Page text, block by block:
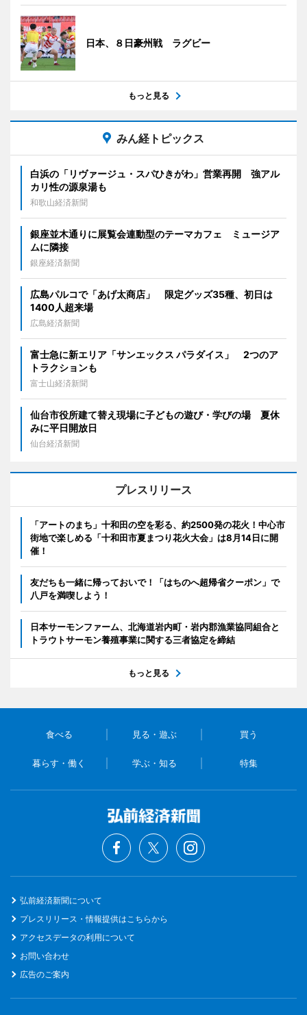
日本、８日豪州戦 ラグビー
もっと見る
みん経トピックス
白浜の「リヴァージュ・スパひきがわ」営業再開 強アル
カリ性の源泉湯も
和歌山経済新聞
銀座並木通りに展覧会連動型のテーマカフェ ミュージア
ムに隣接
銀座経済新聞
広島パルコで「あげ太商店」 限定グッズ35種、初日は
1400人超来場
広島経済新聞
富士急に新エリア「サンエックス パラダイス」 2つのア
トラクションも
富士山経済新聞
仙台市役所建て替え現場に子どもの遊び・学びの場 夏休
みに平日開放日
仙台経済新聞
プレスリリース
「アートのまち」十和田の空を彩る、約2500発の花火！中心市
街地で楽しめる「十和田市夏まつり花火大会」は8月14日に開
催！
友だちも一緒に帰っておいで！「はちのへ超帰省クーポン」で
八戸を満喫しよう！
日本サーモンファーム、北海道岩内町・岩内郡漁業協同組合と
トラウトサーモン養殖事業に関する三者協定を締結
もっと見る
食べる 見る・遊ぶ 買う
暮らす・働く 学ぶ・知る 特集
弘前経済新聞について
プレスリリース・情報提供はこちらから
アクセスデータの利用について
お問い合わせ
広告のご案内